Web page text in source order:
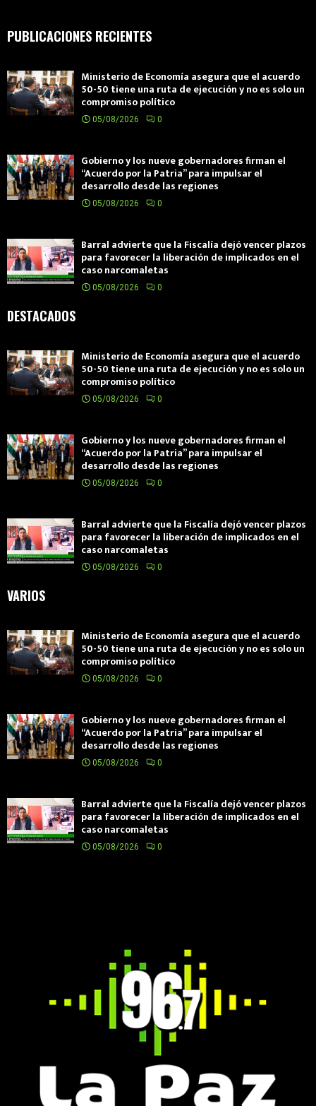
PUBLICACIONES RECIENTES
Ministerio de Economía asegura que el acuerdo
50-50 tiene una ruta de ejecución y no es solo un
compromiso político
05/08/2026 0
Gobierno y los nueve gobernadores firman el
“Acuerdo por la Patria” para impulsar el
desarrollo desde las regiones
05/08/2026 0
Barral advierte que la Fiscalía dejó vencer plazos
para favorecer la liberación de implicados en el
caso narcomaletas
05/08/2026 0
DESTACADOS
Ministerio de Economía asegura que el acuerdo
50-50 tiene una ruta de ejecución y no es solo un
compromiso político
05/08/2026 0
Gobierno y los nueve gobernadores firman el
“Acuerdo por la Patria” para impulsar el
desarrollo desde las regiones
05/08/2026 0
Barral advierte que la Fiscalía dejó vencer plazos
para favorecer la liberación de implicados en el
caso narcomaletas
05/08/2026 0
VARIOS
Ministerio de Economía asegura que el acuerdo
50-50 tiene una ruta de ejecución y no es solo un
compromiso político
05/08/2026 0
Gobierno y los nueve gobernadores firman el
“Acuerdo por la Patria” para impulsar el
desarrollo desde las regiones
05/08/2026 0
Barral advierte que la Fiscalía dejó vencer plazos
para favorecer la liberación de implicados en el
caso narcomaletas
05/08/2026 0